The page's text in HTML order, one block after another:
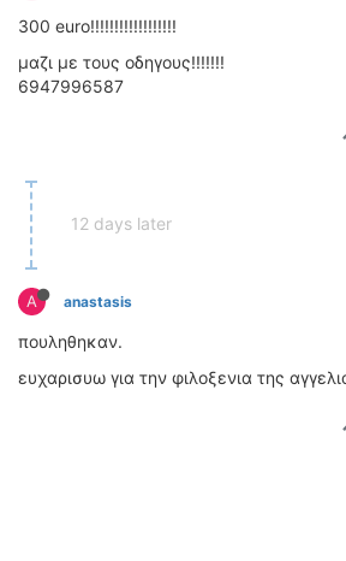
300 euro!!!!!!!!!!!!!!!!!!
μαζι με τους οδηγους!!!!!!!
6947996587
12 days later
A anastasis
πουληθηκαν.
ευχαρισυω για την φιλοξενια της
2ΤΡΟΧΟΙ
ΟΔΗΓΟΥΜΕ
ΕΠΙΚΑΙΡΟΤΗΤΑ